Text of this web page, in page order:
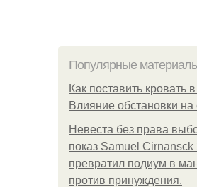
Популярные
Как поставить кровать
Влияние обстановки на
Невеста без права
показ Samuel Cirnansck
превратил подиум в
против принуждения.